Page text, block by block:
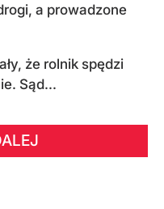
a prowadzone
że rolnik spędzi
Sąd...